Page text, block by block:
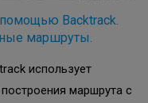
Backtrack.
маршруты.
использует
маршрута с